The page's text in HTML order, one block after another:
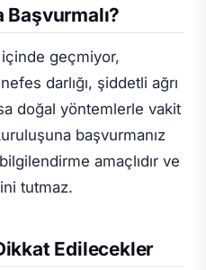
geçmiyor,
darlığı, şiddetli ağrı
doğal yöntemlerle vakit
başvurmanız
amaçlıdır ve
tutmaz.
Edilecekler